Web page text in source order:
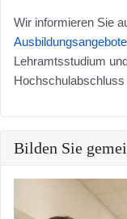
Wir informieren Sie
Ausbildungsangebote
Lehramtsstudium
Bilden Sie